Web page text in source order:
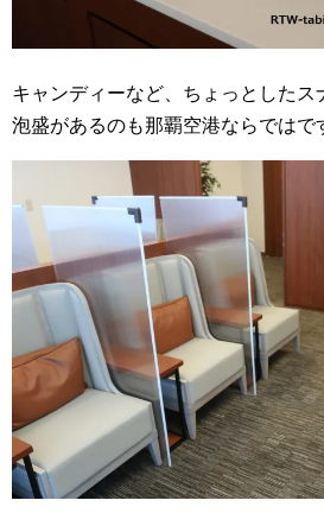
キャンディーなど、ちょっとしたス
泡盛があるのも那覇空港ならではで